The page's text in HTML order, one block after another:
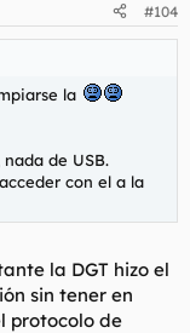
#104
la
de USB.
con el a la
la DGT hizo el
sin tener en
protocolo de